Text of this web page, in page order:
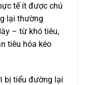
tế ít được chú
lại thường
– từ khó tiêu,
tiêu hóa kéo
bị tiểu đường lại